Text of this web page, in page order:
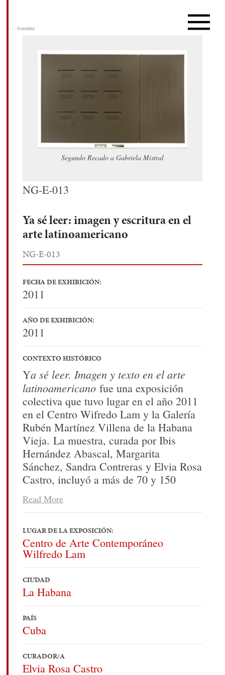
Segundo Recado a Gabriela Mistral
NG-E-013
Ya sé leer: imagen y escritura en el
arte latinoamericano
NG-E-013
FECHA DE EXHIBICIÓN:
2011
AÑO DE EXHIBICIÓN:
2011
CONTEXTO HISTÓRICO
Ya sé leer. Imagen y texto en el arte
latinoamericano fue una exposición
colectiva que tuvo lugar en el año 2011
en el Centro Wifredo Lam y la Galería
Rubén Martínez Villena de la Habana
Vieja. La muestra, curada por Ibis
Hernández Abascal, Margarita
Sánchez, Sandra Contreras y Elvia Rosa
Castro, incluyó a más de 70 y 150
obras de artistas latinoamericanos y del
Caribe, en algunos casos los artistas
tomarlas prestadas de las colecciones
de la Casa de las Américas, el Museo
Nacional de Bellas Artes y colecciones
privadas habaneras.
La muestra latinoamericana
imagen y texto en el arte
latinoamericano
Centro de arte contemporáneo Wilfredo
Lam motiva a repensar los conceptos de
texto e imagen a través de 150 obras de
Read More
LUGAR DE LA EXPOSICIÓN:
Centro de Arte Contemporáneo
Wilfredo Lam
CIUDAD
La Habana
PAÍS
Cuba
CURADOR/A
Elvia Rosa Castro